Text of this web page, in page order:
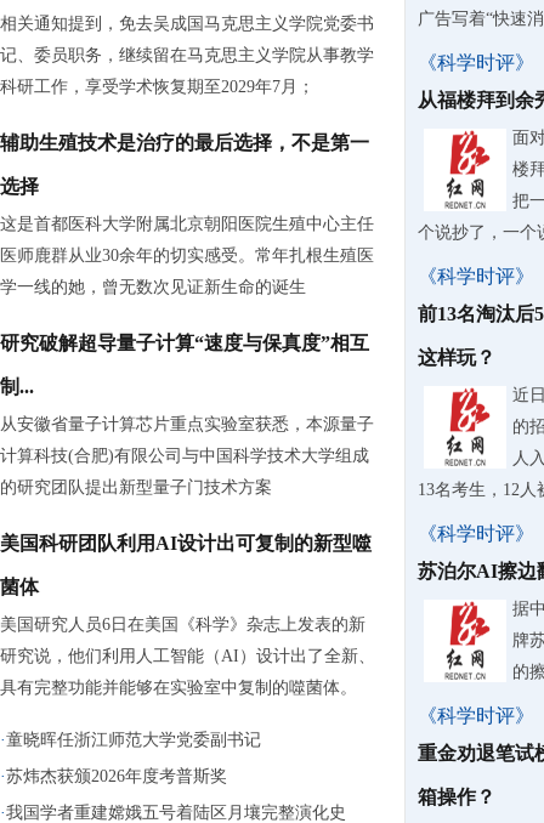
相关通知提到，免去吴成国马克思主义学院党委书
记、委员职务，继续留在马克思主义学院从事教学
科研工作，享受学术恢复期至2029年7月；
辅助生殖技术是治疗的最后选择，不是第一
选择
这是首都医科大学附属北京朝阳医院生殖中心主任
医师鹿群从业30余年的切实感受。常年扎根生殖医
学一线的她，曾无数次见证新生命的诞生
研究破解超导量子计算“速度与保真度”相互
制...
从安徽省量子计算芯片重点实验室获悉，本源量子
计算科技(合肥)有限公司与中国科学技术大学组成
的研究团队提出新型量子门技术方案
美国科研团队利用AI设计出可复制的新型噬
菌体
美国研究人员6日在美国《科学》杂志上发表的新
研究说，他们利用人工智能（AI）设计出了全新、
具有完整功能并能够在实验室中复制的噬菌体。
·童晓晖任浙江师范大学党委副书记
·苏炜杰获颁2026年度考普斯奖
·我国学者重建嫦娥五号着陆区月壤完整演化史
广告写着“快速
《科学时评》
从福楼拜到余
面
楼
把
个说抄了，一个
《科学时评》
前13名淘汰后
这样玩？
近
的
人
13名考生，12人
《科学时评》
苏泊尔AI擦边
据
牌
的
《科学时评》
重金劝退笔试
箱操作？